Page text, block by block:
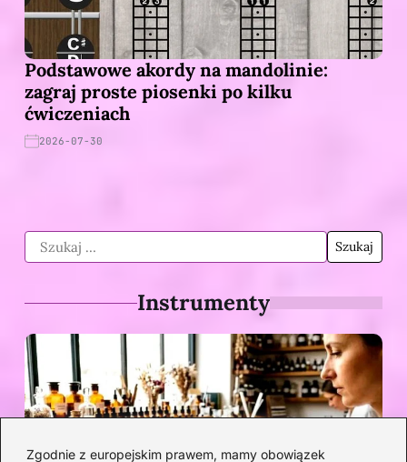
Zgodnie z europejskim prawem, mamy obowiązek
Podstawowe akordy na mandolinie:
zagraj proste piosenki po kilku
ćwiczeniach
2026-07-30
Instrumenty